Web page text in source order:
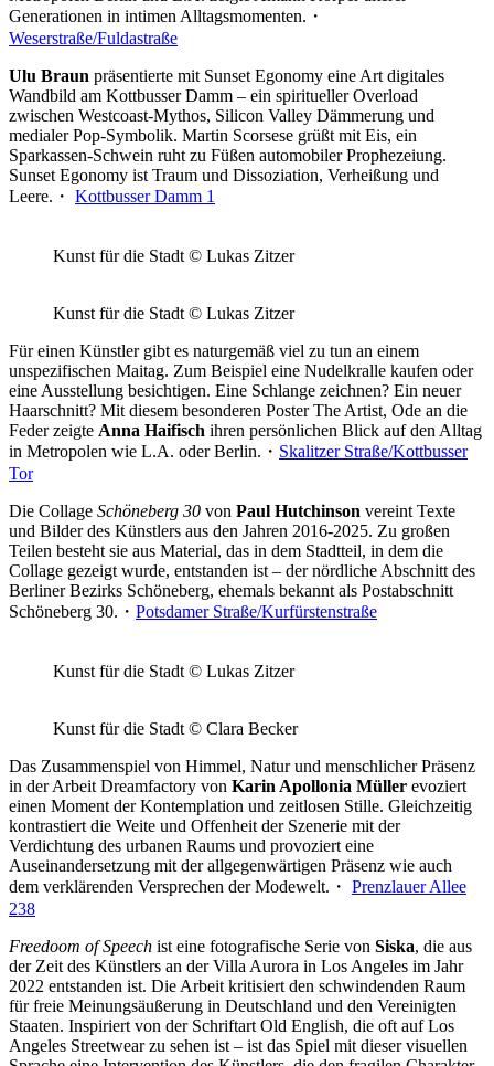
Generationen in intimen Alltagsmomenten.・
Weserstraße/Fuldastraße
Ulu Braun präsentierte mit Sunset Egonomy eine Art digitales
Wandbild am Kottbusser Damm – ein spiritueller Overload
zwischen Westcoast-Mythos, Silicon Valley Dämmerung und
medialer Pop-Symbolik. Martin Scorsese grüßt mit Eis, ein
Sparkassen-Schwein ruht zu Füßen automobiler Prophezeiung.
Sunset Egonomy ist Traum und Dissoziation, Verheißung und
Leere.・ Kottbusser Damm 1
Kunst für die Stadt © Lukas Zitzer
Kunst für die Stadt © Lukas Zitzer
Für einen Künstler gibt es naturgemäß viel zu tun an einem
unspezifischen Maitag. Zum Beispiel eine Nudelkralle kaufen oder
eine Ausstellung besichtigen. Eine Schlange zeichnen? Ein neuer
Haarschnitt? Mit diesem besonderen Poster The Artist, Ode an die
Feder zeigte Anna Haifisch ihren persönlichen Blick auf den Alltag
in Metropolen wie L.A. oder Berlin.・ Skalitzer Straße/Kottbusser
Tor
Die Collage Schöneberg 30 von Paul Hutchinson vereint Texte
und Bilder des Künstlers aus den Jahren 2016-2025. Zu großen
Teilen besteht sie aus Material, das in dem Stadtteil, in dem die
Collage gezeigt wurde, entstanden ist – der nördliche Abschnitt des
Berliner Bezirks Schöneberg, ehemals bekannt als Postabschnitt
Schöneberg 30.・ Potsdamer Straße/Kurfürstenstraße
Kunst für die Stadt © Lukas Zitzer
Kunst für die Stadt © Clara Becker
Das Zusammenspiel von Himmel, Natur und menschlicher Präsenz
in der Arbeit Dreamfactory von Karin Apollonia Müller evoziert
einen Moment der Kontemplation und zeitlosen Stille. Gleichzeitig
kontrastiert die Weite und Offenheit der Szenerie mit der
Verdichtung des urbanen Raums und provoziert eine
Auseinandersetzung mit der allgegenwärtigen Präsenz wie auch
dem verklärenden Versprechen der Modewelt.・ Prenzlauer Allee
238
Freedoom of Speech ist eine fotografische Serie von Siska, die aus
der Zeit des Künstlers an der Villa Aurora in Los Angeles im Jahr
2022 entstanden ist. Die Arbeit kritisiert den schwindenden Raum
für freie Meinungsäußerung in Deutschland und den Vereinigten
Staaten. Inspiriert von der Schriftart Old English, die oft auf Los
Angeles Streetwear zu sehen ist – ist das Spiel mit dieser visuellen